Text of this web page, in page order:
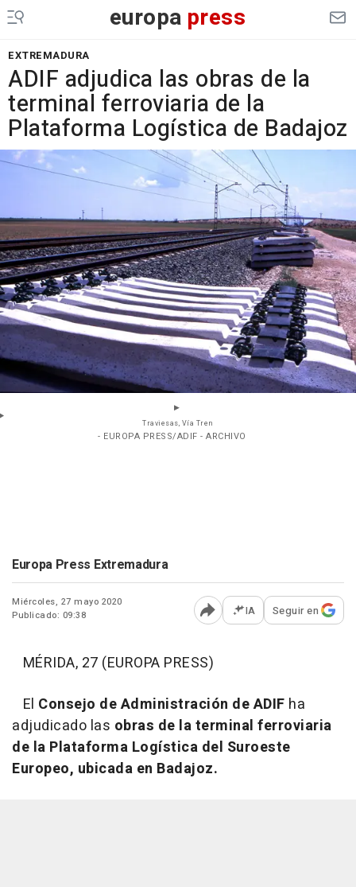
europa press
EXTREMADURA
ADIF adjudica las obras de la
terminal ferroviaria de la
Plataforma Logística de Badajoz
Traviesas, Vía Tren
- EUROPA PRESS/ADIF - ARCHIVO
Europa Press Extremadura
Miércoles, 27 mayo 2020
Publicado: 09:38
Abrir opciones para
IA Seguir en
MÉRIDA, 27 (EUROPA PRESS)
El Consejo de Administración de ADIF ha
adjudicado las obras de la terminal ferroviaria
de la Plataforma Logística del Suroeste
Europeo, ubicada en Badajoz.